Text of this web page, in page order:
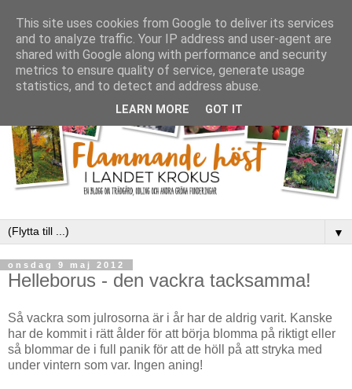
▼
onsdag 9 maj 2012
Helleborus - den vackra tacksamma!
Så vackra som julrosorna är i år har de aldrig varit. Kanske
har de kommit i rätt ålder för att börja blomma på riktigt eller
så blommar de i full panik för att de höll på att stryka med
under vintern som var. Ingen aning!
This site uses cookies from Google to deliver its services
and to analyze traffic. Your IP address and user-agent are
shared with Google along with performance and security
metrics to ensure quality of service, generate usage
statistics, and to detect and address abuse.
LEARN MORE GOT IT